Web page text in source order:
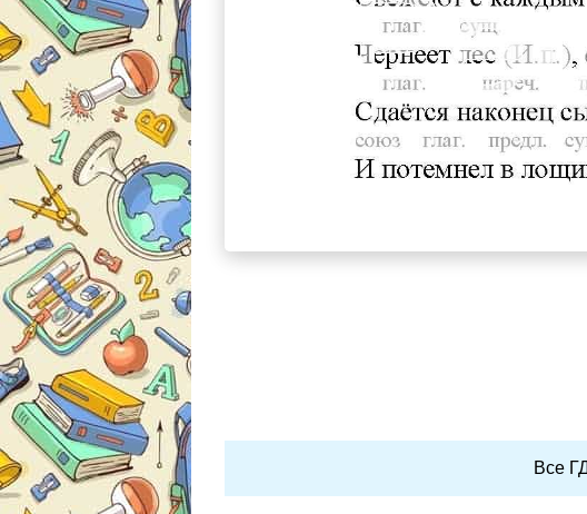
Все